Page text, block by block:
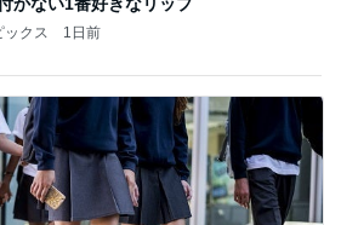
クス 1日前